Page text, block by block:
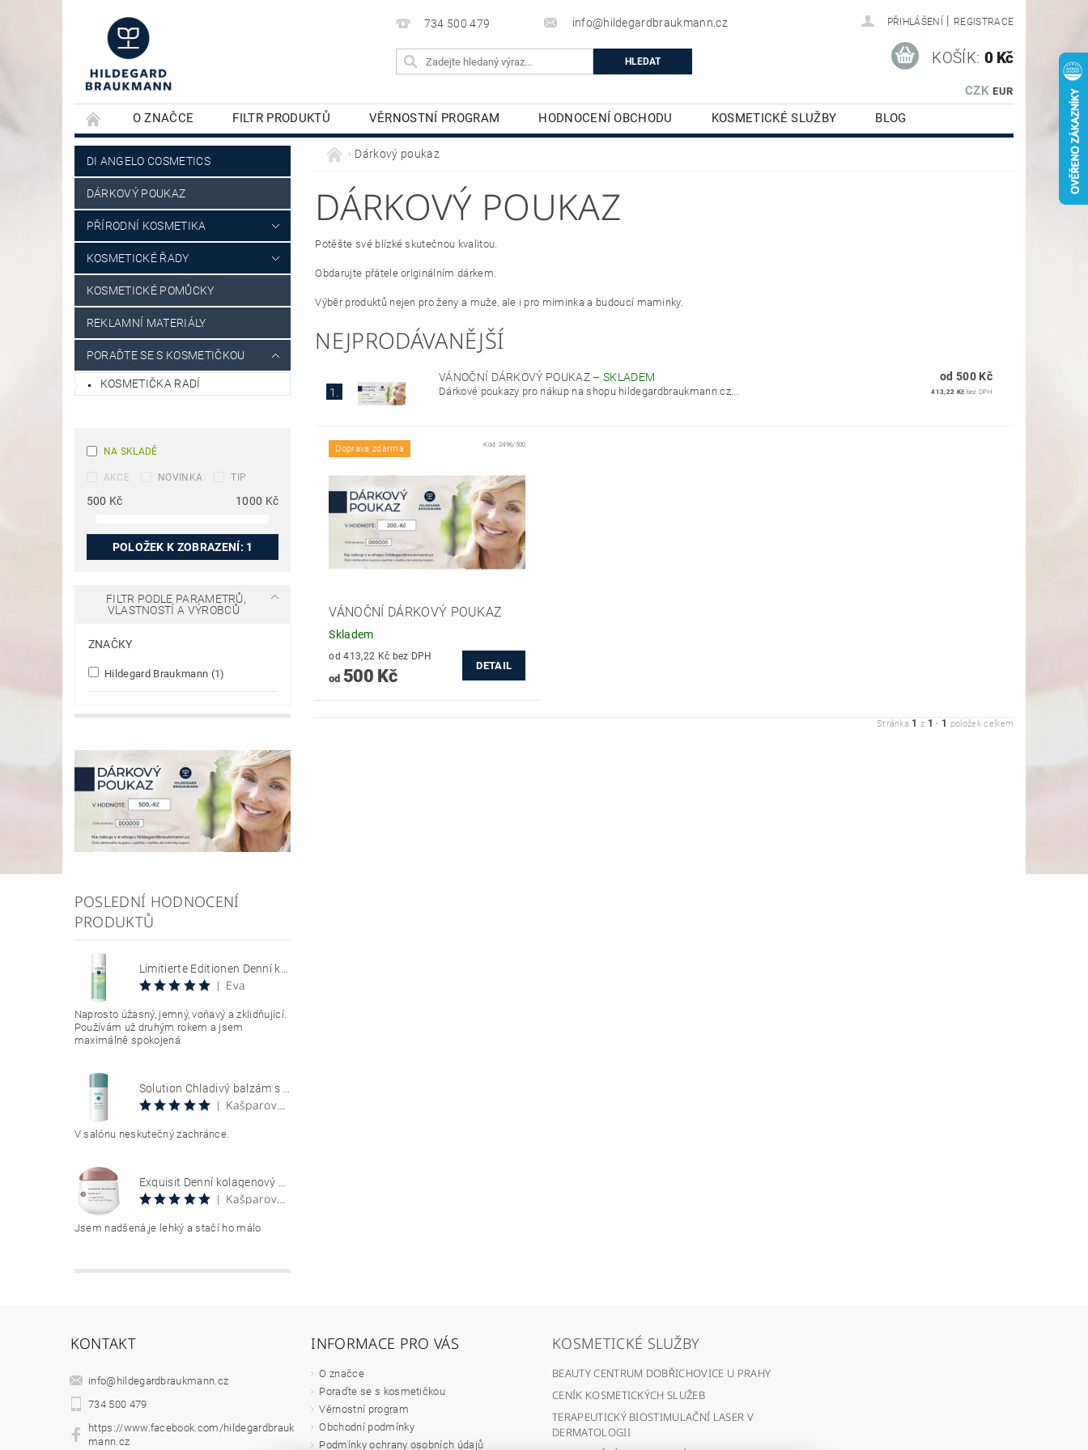
734 500 479 info@hildegardbraukmann.cz PŘIHLÁŠENÍ | REGISTRACE
CZK EUR
KOŠÍK: 0 Kč
O ZNAČCE FILTR PRODUKTŮ VĚRNOSTNÍ PROGRAM HODNOCENÍ OBCHODU KOSMETICKÉ SLUŽBY
BLOG
KONTAKTY
PLEŤOVÁ KOSMETIKA TĚLOVÁ KOSMETIKA
DI ANGELO COSMETICS
DÁRKOVÝ POUKAZ
PŘÍRODNÍ KOSMETIKA
KOSMETICKÉ ŘADY
KOSMETICKÉ POMŮCKY
REKLAMNÍ MATERIÁLY
PORAĎTE SE S KOSMETIČKOU
KOSMETIČKA RADÍ
NA SKLADĚ
AKCE NOVINKA TIP
500 Kč 1000 Kč
POLOŽEK K ZOBRAZENÍ: 1
FILTR PODLE PARAMETRŮ,
VLASTNOSTÍ A VÝROBCŮ
ZNAČKY
Hildegard Braukmann (1)
POSLEDNÍ HODNOCENÍ
PRODUKTŮ
|
Eva
Naprosto úžasný, jemný, voňavý a zklidňující.
Používám už druhým rokem a jsem
maximálně spokojená
|
Kašparová Vendula
V salónu neskutečný zachránce.
|
Kašparová Vendula
Jsem nadšená,je lehký a stačí ho málo
Dárkový poukaz
DÁRKOVÝ POUKAZ
Potěšte své blízké skutečnou kvalitou.
Obdarujte přátele originálním dárkem.
Výběr produktů nejen pro ženy a muže, ale i pro miminka a budoucí maminky.
NEJPRODÁVANĚJŠÍ
1.
VÁNOČNÍ DÁRKOVÝ POUKAZ – SKLADEM
Dárkové poukazy pro nákup na shopu hildegardbraukmann.cz...
od 500 Kč
413,22 Kč bez DPH
Doprava zdarma Kód: 2496/500
VÁNOČNÍ DÁRKOVÝ POUKAZ
Skladem
od 413,22 Kč bez DPH
od500 Kč
DETAIL
Stránka 1 z 1 - 1 položek celkem
KONTAKT
info@ hildegardbraukmann.cz
734 500 479
https://www.facebook.com/hildegardbrauk
mann.cz
INFORMACE PRO VÁS
O značce
Poraďte se s kosmetičkou
Věrnostní program
Obchodní podmínky
Podmínky ochrany osobních údajů
KOSMETICKÉ SLUŽBY
BEAUTY CENTRUM DOBŘICHOVICE U PRAHY
CENÍK KOSMETICKÝCH SLUŽEB
TERAPEUTICKÝ BIOSTIMULAČNÍ LASER V
DERMATOLOGII